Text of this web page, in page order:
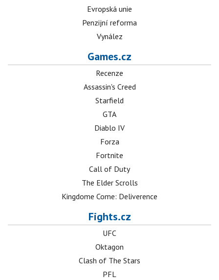
Evropská unie
Penzijní reforma
Vynález
Games.cz
Recenze
Assassin's Creed
Starfield
GTA
Diablo IV
Forza
Fortnite
Call of Duty
The Elder Scrolls
Kingdome Come: Deliverence
Fights.cz
UFC
Oktagon
Clash of The Stars
PFL